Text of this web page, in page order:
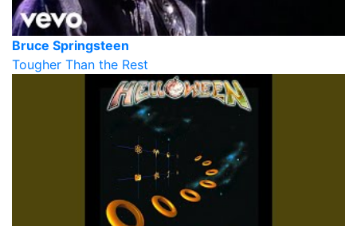
Bruce Springsteen
Tougher Than the Rest